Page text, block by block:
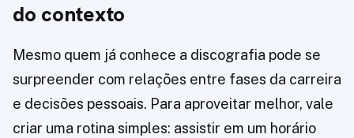
do contexto
Mesmo quem já conhece a discografia pode se
surpreender com relações entre fases da carreira
e decisões pessoais. Para aproveitar melhor, vale
criar uma rotina simples: assistir em um horário